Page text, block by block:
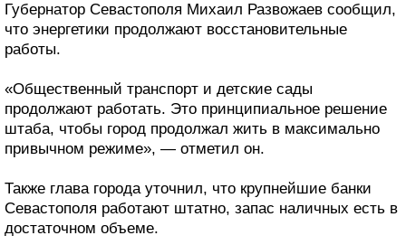
Губернатор Севастополя Михаил Развожаев сообщил,
что энергетики продолжают восстановительные
работы.
«Общественный транспорт и детские сады
продолжают работать. Это принципиальное решение
штаба, чтобы город продолжал жить в максимально
привычном режиме», — отметил он.
Также глава города уточнил, что крупнейшие банки
Севастополя работают штатно, запас наличных есть в
достаточном объеме.